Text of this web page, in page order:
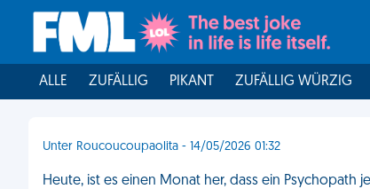
ALLE ZUFÄLLIG PIKANT ZUFÄLLIG WÜRZIG
Unter Roucoucoupaolita - 14/05/2026 01:32
Heute, ist es einen Monat her, dass ein